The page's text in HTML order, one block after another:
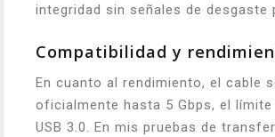
integridad sin señales de desgaste
Compatibilidad y
En cuanto al rendimiento, el cable
oficialmente hasta 5 Gbps, el
USB 3.0. En mis pruebas de